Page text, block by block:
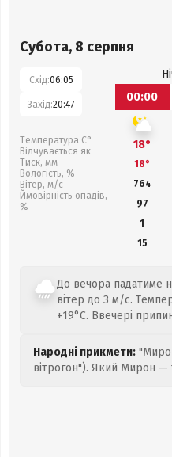
Субота, 8 серпня
Схід:06:05
Захід:20:47
Температура С°
Відчувається як
Тиск, мм
Вологість, %
Вітер, м/с
Ймовірність опадів,
%
00:00
18°
18°
764
97
1
15
До вечора падатиме
вітер до 3 м/с.
+19°C. Ввечері
Народні прикмети:
вітрогон"). Який Мирон —